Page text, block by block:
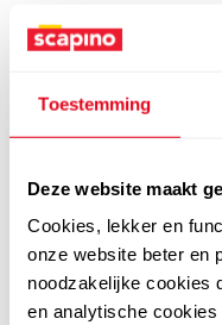
Toestemming
Deze website maakt
Cookies, lekker en
onze website beter en
noodzakelijke cookies
en analytische